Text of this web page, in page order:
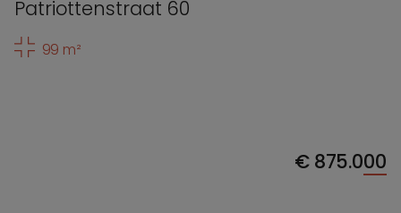
Patriottenstraat 60
99 m²
€875.000